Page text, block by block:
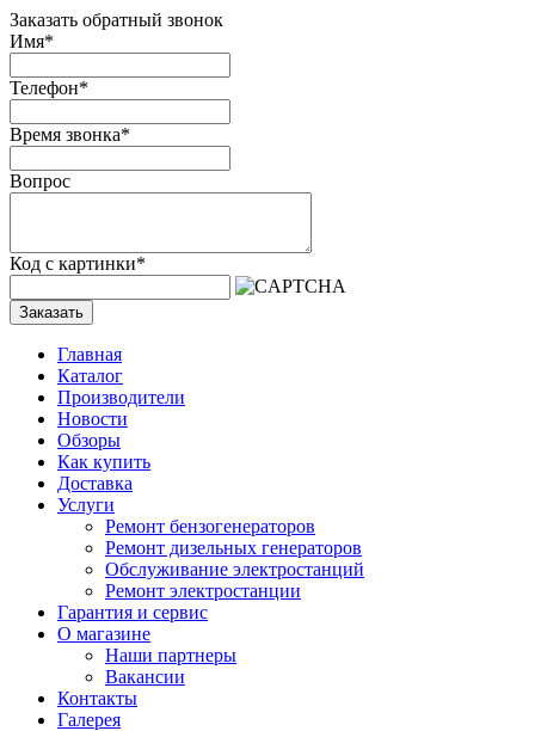
Заказать обратный звонок
Имя*
Телефон*
Время звонка*
Вопрос
Код с картинки*
Заказать
Главная
Каталог
Производители
Новости
Обзоры
Как купить
Доставка
Услуги
Ремонт бензогенераторов
Ремонт дизельных генераторов
Обслуживание электростанций
Ремонт электростанции
Гарантия и сервис
О магазине
Наши партнеры
Вакансии
Контакты
Галерея